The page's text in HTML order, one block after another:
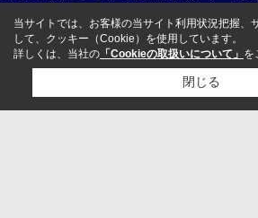
当サイトでは、お客様の当サイト利用状況把握、
して、クッキー（Cookie）を使用しています。
詳しくは、当社の 「Cookieの取扱いについて」 を
閉じる